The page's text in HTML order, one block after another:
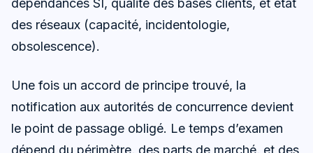
des réseaux (capacité, incidentologie,
obsolescence).
Une fois un accord de principe trouvé, la
notification aux autorités de concurrence devient
le point de passage obligé. Le temps d’examen
dépend du périmètre, des parts de marché, et des